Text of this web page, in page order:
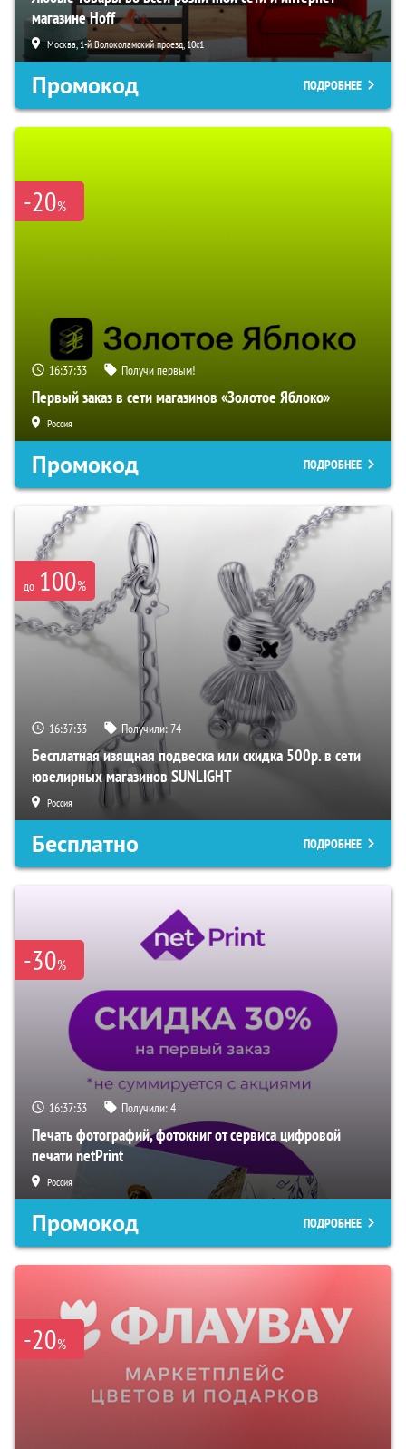
магазине Hoff
Москва, 1-й Волоколамский проезд, 10с1
Промокод ПОДРОБНЕЕ
-20%
16:37:32 Получи первым!
Первый заказ в сети магазинов «Золотое Яблоко»
Россия
Промокод ПОДРОБНЕЕ
до 100%
16:37:32 Получили:74
Бесплатная изящная подвеска или скидка 500р. в сети
ювелирных магазинов SUNLIGHT
Россия
Бесплатно ПОДРОБНЕЕ
-30%
16:37:32 Получили:4
Печать фотографий, фотокниг от сервиса цифровой
печати netPrint
Россия
Промокод ПОДРОБНЕЕ
-20%